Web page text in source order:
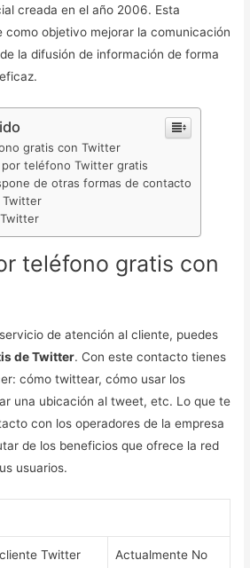
creada en el año 2006. Esta
como objetivo mejorar la comunicación
la difusión de información de forma
gratis con Twitter
teléfono Twitter gratis
de otras formas de contacto
Twitter
teléfono gratis con
de atención al cliente, puedes
de Twitter. Con este contacto tienes
cómo twittear, cómo usar los
una ubicación al tweet, etc. Lo que te
con los operadores de la empresa
de los beneficios que ofrece la red
usuarios.
Twitter
Actualmente No